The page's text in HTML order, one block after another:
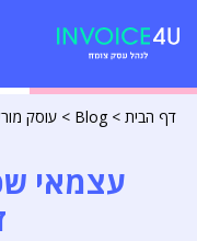
דף הבית >
Blog
> עוסק
עצמאי